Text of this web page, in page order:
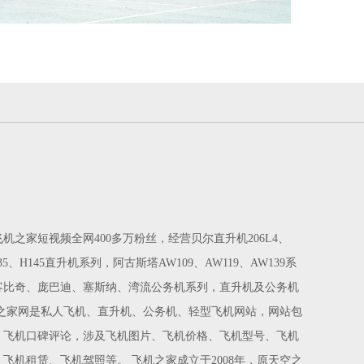
之家短视频全网400多万粉丝，经营贝尔直升机206L4、
、H145直升机系列，阿古斯塔AW109、AW119、AW139系
奇、庞巴迪、塞斯纳、湾流公务机系列，直升机及公务机
网是私人飞机、直升机、公务机、轻型飞机网站，网站包
机口碑评论，涉及飞机图片、飞机价格、飞机型号、飞机
机租赁、飞机驾照等。 飞机之家成立于2008年，原天空之